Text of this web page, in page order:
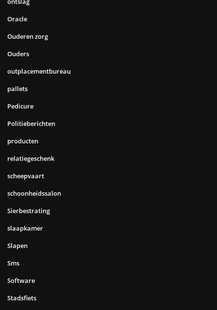
Oracle
Ouderen zorg
Ouders
outplacementbureau
pallets
Pedicure
Politieberichten
producten
relatiegeschenk
scheepvaart
schoonheidssalon
Sierbestrating
slaapkamer
Slapen
Sms
Software
Stadsfiets